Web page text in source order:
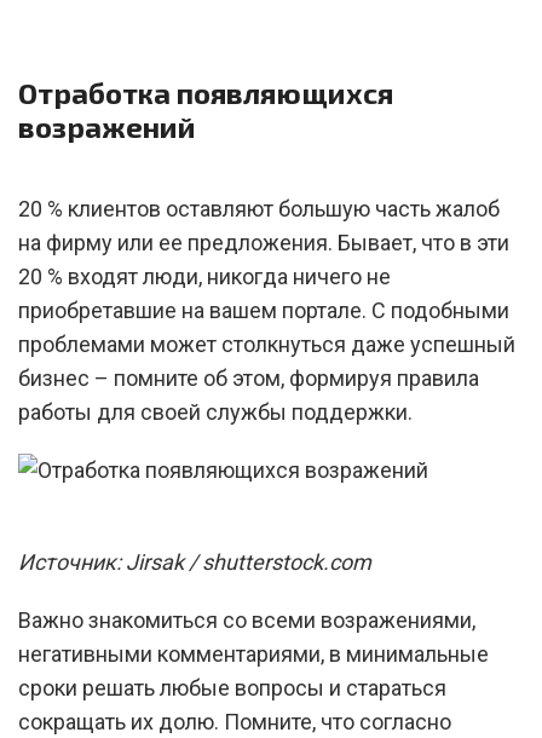
Отработка появляющихся
возражений
20 % клиентов оставляют большую часть жалоб
на фирму или ее предложения. Бывает, что в эти
20 % входят люди, никогда ничего не
приобретавшие на вашем портале. С подобными
проблемами может столкнуться даже успешный
бизнес – помните об этом, формируя правила
работы для своей службы поддержки.
Источник: Jirsak / shutterstock.com
Важно знакомиться со всеми возражениями,
негативными комментариями, в минимальные
сроки решать любые вопросы и стараться
сокращать их долю. Помните, что согласно